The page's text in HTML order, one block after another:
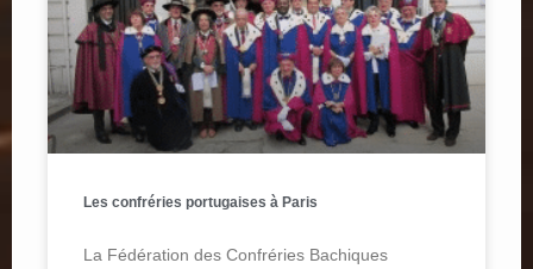
Les confréries portugaises à Paris
La Fédération des Confréries Bachiques